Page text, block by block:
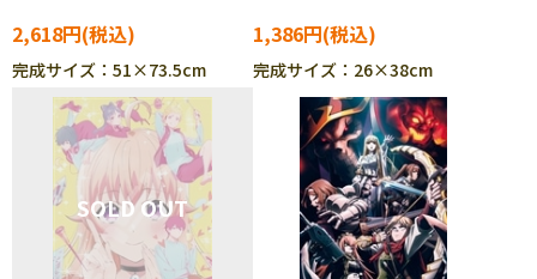
2,618円
完成サイズ：51×73.5cm
1,386円
完成サイズ：26×38cm